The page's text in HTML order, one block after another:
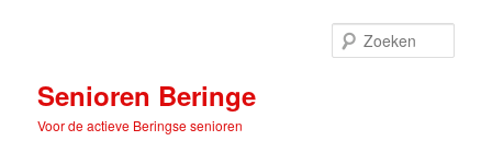
inhoudSenioren Beringe
Voor de actieve Beringse senioren